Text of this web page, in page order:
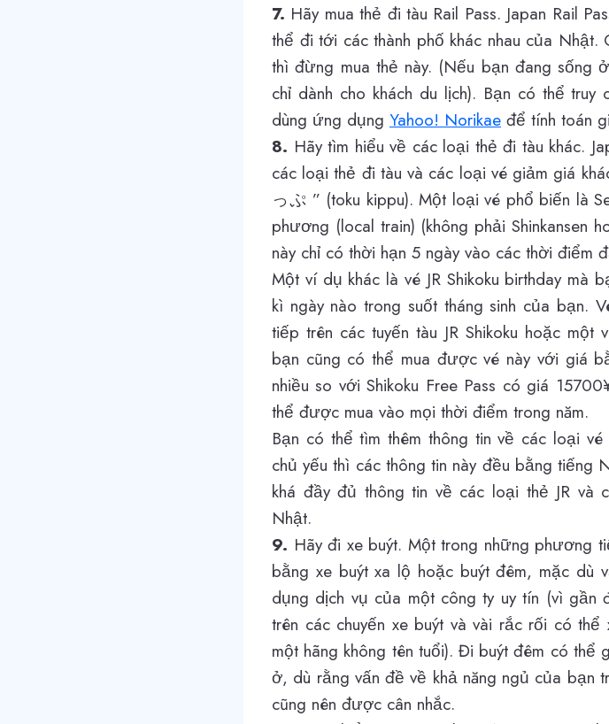
7. Hãy mua thẻ đi tàu Rail Pass. Japan Rail
thể đi tới các thành phố khác nhau của Nhật.
thì đừng mua thẻ này. (Nếu bạn đang sống
chỉ dành cho khách du lịch). Bạn có thể
dùng ứng dụng Yahoo! Norikae để tính toán
8. Hãy tìm hiểu về các loại thẻ đi tàu khác.
các loại thẻ đi tàu và các loại vé giảm giá
っぷ ” (toku kippu). Một loại vé phổ biến là
phương (local train) (không phải Shinkansen
này chỉ có thời hạn 5 ngày vào các thời điểm
Một ví dụ khác là vé JR Shikoku birthday
kì ngày nào trong suốt tháng sinh của bạn.
tiếp trên các tuyến tàu JR Shikoku hoặc
bạn cũng có thể mua được vé này với giá
nhiều so với Shikoku Free Pass có giá
thể được mua vào mọi thời điểm trong năm.
Bạn có thể tìm thêm thông tin về các loại
chủ yếu thì các thông tin này đều bằng tiếng
khá đầy đủ thông tin về các loại thẻ JR và
Nhật.
9. Hãy đi xe buýt. Một trong những phương
bằng xe buýt xa lộ hoặc buýt đêm, mặc dù
dụng dịch vụ của một công ty uy tín (vì gần
trên các chuyến xe buýt và vài rắc rối có
một hãng không tên tuổi). Đi buýt đêm có thể
ở, dù rằng vấn đề về khả năng ngủ của bạn
cũng nên được cân nhắc.